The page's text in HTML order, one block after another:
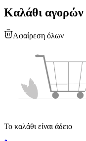
Καλάθι αγορών
Αφαίρεση όλων
Το καλάθι είναι άδειο